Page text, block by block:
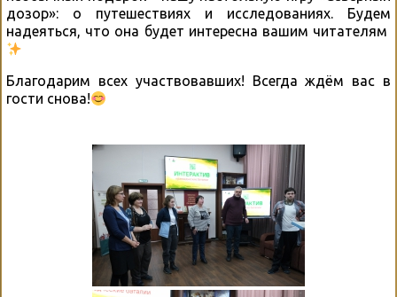
дозор»: о путешествиях и исследованиях. Будем
надеяться, что она будет интересна вашим читателям
Благодарим всех участвовавших! Всегда ждём вас в
гости снова!